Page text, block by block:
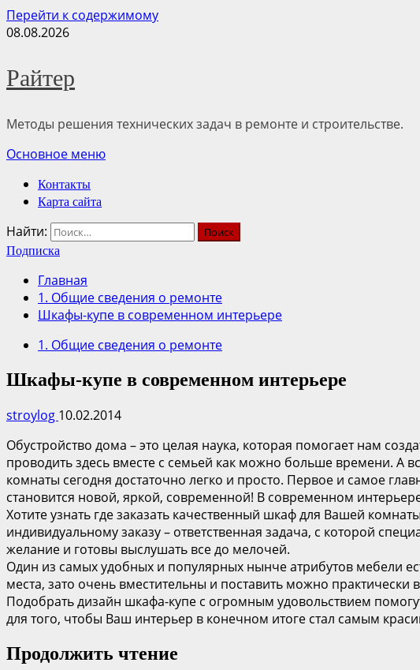
Перейти к содержимому
08.08.2026
Райтер
Методы решения технических задач в ремонте и строительстве.
Основное меню
Контакты
Карта сайта
Найти:
Подписка
Главная
1. Общие сведения о ремонте
Шкафы-купе в современном интерьере
1. Общие сведения о ремонте
Шкафы-купе в современном интерьере
stroylog 10.02.2014
Обустройство дома – это целая наука, которая помогает нам
проводить здесь вместе с семьей как можно больше времени.
комнаты сегодня достаточно легко и просто. Первое и самое
становится новой, яркой, современной! В современном
Хотите узнать где заказать качественный шкаф для Вашей
индивидуальному заказу – ответственная задача, с которой
желание и готовы выслушать все до мелочей.
Один из самых удобных и популярных нынче атрибутов мебели
места, зато очень вместительны и поставить можно
Подобрать дизайн шкафа-купе с огромным удовольствием
для того, чтобы Ваш интерьер в конечном итоге стал самым
Продолжить чтение